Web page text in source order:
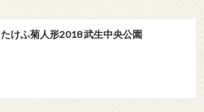
たけふ菊人形2018 武生中央公園